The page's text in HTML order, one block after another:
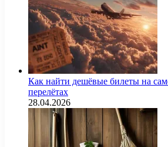
Как найти дешёвые билеты на
перелётах
28.04.2026